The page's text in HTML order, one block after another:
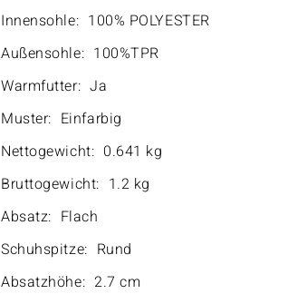
Innensohle: 100% POLYESTER
Außensohle: 100%TPR
Warmfutter: Ja
Muster: Einfarbig
Nettogewicht: 0.641 kg
Bruttogewicht: 1.2 kg
Absatz: Flach
Schuhspitze: Rund
Absatzhöhe: 2.7 cm